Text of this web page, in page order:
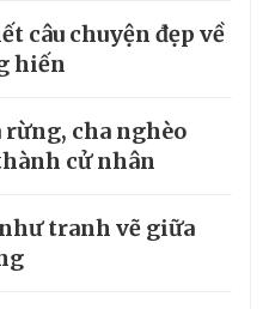
câu chuyện đẹp về
hiến
rừng, cha nghèo
cử nhân
tranh vẽ giữa